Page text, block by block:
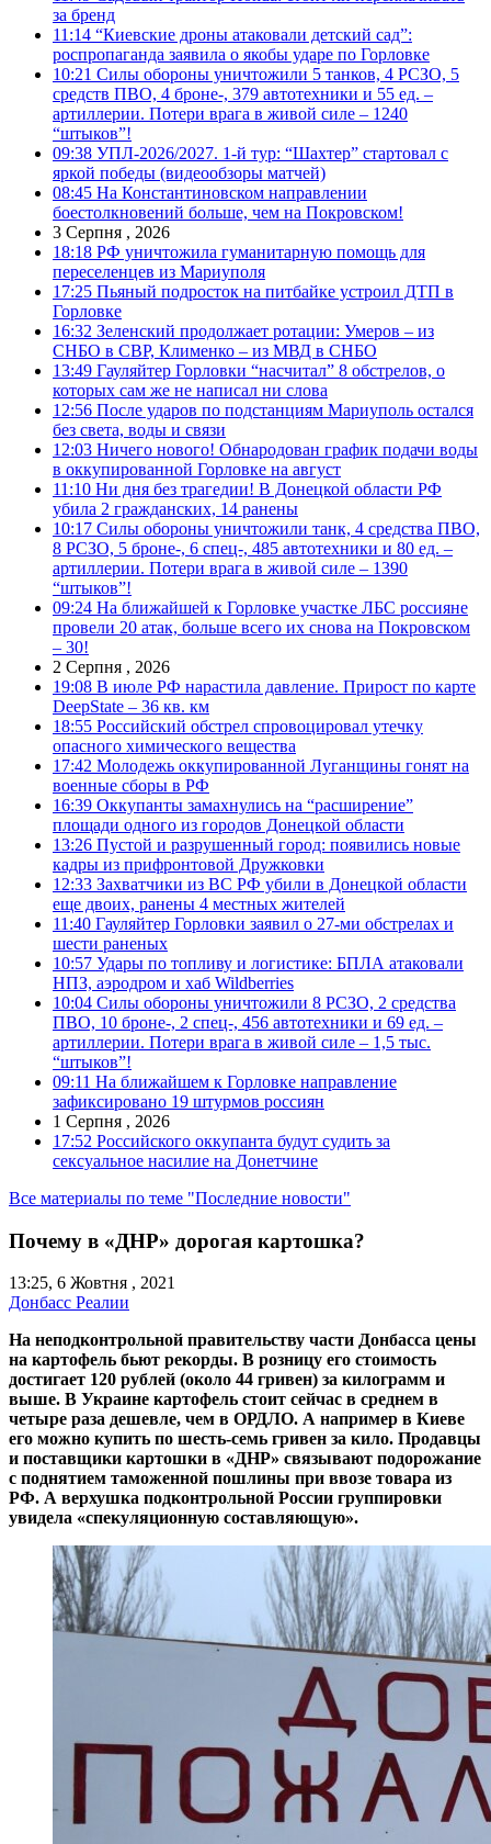
за бренд
11:14 “Киевские дроны атаковали детский сад”:
роспропаганда заявила о якобы ударе по Горловке
10:21 Силы обороны уничтожили 5 танков, 4 РСЗО, 5
средств ПВО, 4 броне-, 379 автотехники и 55 ед. –
артиллерии. Потери врага в живой силе – 1240
“штыков”!
09:38 УПЛ-2026/2027. 1-й тур: “Шахтер” стартовал с
яркой победы (видеообзоры матчей)
08:45 На Константиновском направлении
боестолкновений больше, чем на Покровском!
3 Серпня , 2026
18:18 РФ уничтожила гуманитарную помощь для
переселенцев из Мариуполя
17:25 Пьяный подросток на питбайке устроил ДТП в
Горловке
16:32 Зеленский продолжает ротации: Умеров – из
СНБО в СВР, Клименко – из МВД в СНБО
13:49 Гауляйтер Горловки “насчитал” 8 обстрелов, о
которых сам же не написал ни слова
12:56 После ударов по подстанциям Мариуполь остался
без света, воды и связи
12:03 Ничего нового! Обнародован график подачи воды
в оккупированной Горловке на август
11:10 Ни дня без трагедии! В Донецкой области РФ
убила 2 гражданских, 14 ранены
10:17 Силы обороны уничтожили танк, 4 средства ПВО,
8 РСЗО, 5 броне-, 6 спец-, 485 автотехники и 80 ед. –
артиллерии. Потери врага в живой силе – 1390
“штыков”!
09:24 На ближайшей к Горловке участке ЛБС россияне
провели 20 атак, больше всего их снова на Покровском
– 30!
2 Серпня , 2026
19:08 В июле РФ нарастила давление. Прирост по карте
DeepState – 36 кв. км
18:55 Российский обстрел спровоцировал утечку
опасного химического вещества
17:42 Молодежь оккупированной Луганщины гонят на
военные сборы в РФ
16:39 Оккупанты замахнулись на “расширение”
площади одного из городов Донецкой области
13:26 Пустой и разрушенный город: появились новые
кадры из прифронтовой Дружковки
12:33 Захватчики из ВС РФ убили в Донецкой области
еще двоих, ранены 4 местных жителей
11:40 Гауляйтер Горловки заявил о 27-ми обстрелах и
шести раненых
10:57 Удары по топливу и логистике: БПЛА атаковали
НПЗ, аэродром и хаб Wildberries
10:04 Силы обороны уничтожили 8 РСЗО, 2 средства
ПВО, 10 броне-, 2 спец-, 456 автотехники и 69 ед. –
артиллерии. Потери врага в живой силе – 1,5 тыс.
“штыков”!
09:11 На ближайшем к Горловке направление
зафиксировано 19 штурмов россиян
1 Серпня , 2026
17:52 Российского оккупанта будут судить за
сексуальное насилие на Донетчине
Все материалы по теме "Последние новости"
Почему в «ДНР» дорогая картошка?
13:25, 6 Жовтня , 2021
Донбасс Реалии
На неподконтрольной правительству части Донбасса цены
на картофель бьют рекорды. В розницу его стоимость
достигает 120 рублей (около 44 гривен) за килограмм и
выше. В Украине картофель стоит сейчас в среднем в
четыре раза дешевле, чем в ОРДЛО. А например в Киеве
его можно купить по шесть-семь гривен за кило. Продавцы
и поставщики картошки в «ДНР» связывают подорожание
с поднятием таможенной пошлины при ввозе товара из
РФ. А верхушка подконтрольной России группировки
увидела «спекуляционную составляющую».